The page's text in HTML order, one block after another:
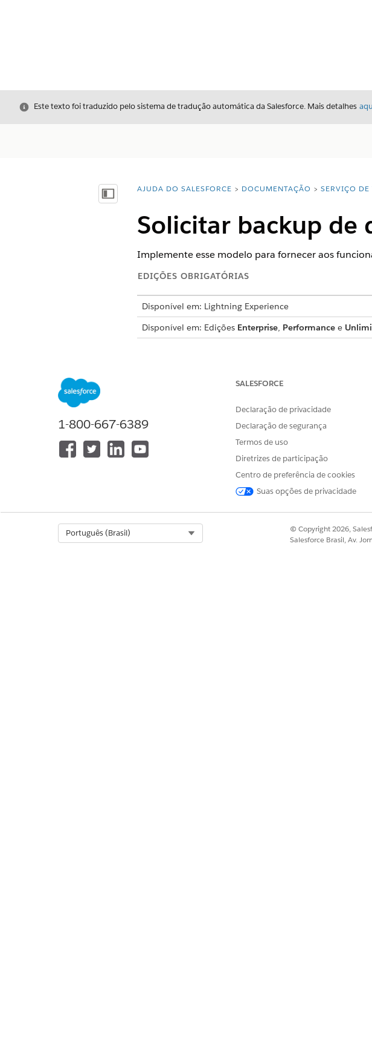
Fechar
Este texto foi traduzido pelo sistema de tradução automática da Salesforce. Mais detalhes
Mostrar índiceVocê está aqui:
AJUDA DO SALESFORCE DOCUMENTAÇÃO SERVIÇO
Solicitar backup de
Implemente esse modelo para fornecer aos
EDIÇÕES OBRIGATÓRIAS
Disponível em: Lightning Experience
Disponível em: Edições Enterprise, Performancee
O formulário de admissão para esse modelo
Detalhes do arquivo ou da pasta para backup: Uma
Processamento manual
no Flow Builder para incluir lógica personalizada,
1-800-667-6389
SALESFORCE
Declaração de privacidade
Declaração de segurança
Termos de uso
Diretrizes de participação
Centro de preferência de cookies
Suas opções de privacidade
Português (Brasil)
© Copyright 2026,
Salesforce Brasil, Av.